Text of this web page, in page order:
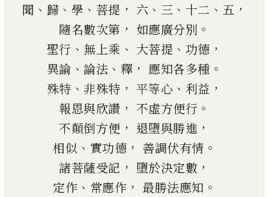
聞 、 歸 、 學 、 菩提 ， 六 、 三 、 十二 、 五 ，
隨名數次第 ， 如應廣分別 。
聖行 、 無上乘 、 大菩提 、 功德 ，
異論 、論法 、 釋 ， 應知各多種 。
殊特 、 非殊特 ， 平等心 、 利益 ，
報恩與欣讚 ， 不虛方便行 。
不顛倒方便 ， 退墮與勝進 ，
相似 、 實功德 ， 善調伏有情 。
諸菩薩受記 ， 墮於決定數 ，
定作 、 常應作 ， 最勝法應知 。